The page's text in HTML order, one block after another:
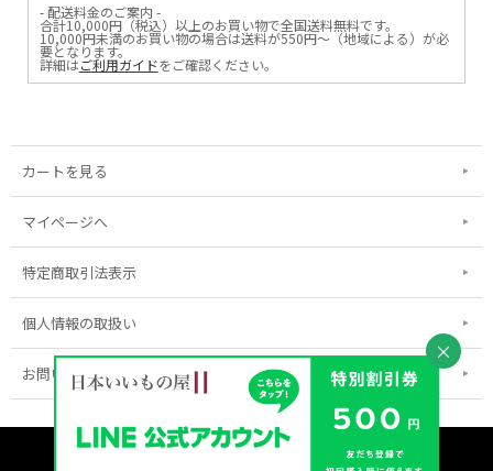
- 配送料金のご案内 -
合計10,000円（税込）以上のお買い物で全国送料無料です。
10,000円未満のお買い物の場合は送料が550円～（地域による）が必
要となります。
詳細はご利用ガイドをご確認ください。
カートを見る
マイページへ
特定商取引法表示
個人情報の取扱い
お問い合わせ
表示：スマートフォン｜
×